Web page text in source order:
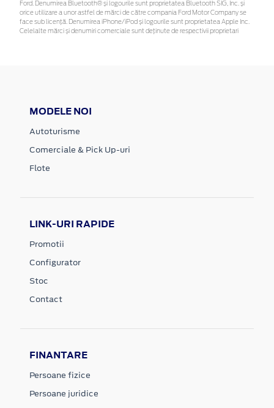
Ford. Denumirea Bluetooth® și logourile sunt proprietatea Bluetooth SIG, Inc. și
orice utilizare a unor astfel de mărci de către compania Ford Motor Company se
face sub licență. Denumirea iPhone/iPod și logourile sunt proprietatea Apple Inc.
Celelalte mărci și denumiri comerciale sunt deținute de respectivii proprietari
MODELE NOI
Autoturisme
Comerciale & Pick Up-uri
Flote
LINK-URI RAPIDE
Promotii
Configurator
Stoc
Contact
FINANTARE
Persoane fizice
Persoane juridice